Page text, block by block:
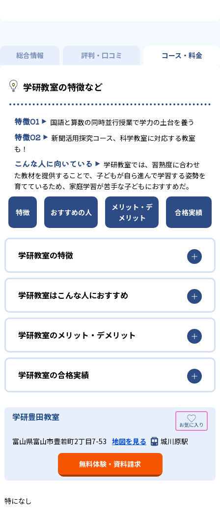
総合情報 評判・口コミ コース・料金
学研教室の特徴など
特徴01 国語と算数の同時並行授業で学力の土台を養う
特徴02
新聞活用探究コース、科学教室に対応する教室
も！
こんな人に向いている
学研教室では、習熟度に合わせ
た教材を提供することで、子どもが自ら進んで学習する姿勢を
育てているため、家庭学習が苦手な子どもにおすすめだ。
特徴 おすすめの人
メリット・デ
メリット
合格実績
学研教室の特徴
01
3歳から高校生まで「無学年方式」で個別指導
学研教室は、0･1･2歳から高校生までを対象として個別指導
解度を最優先して学習を進める「無学年方式」を採用して
いることが特徴だ。この「無学年方式」では、生徒が個々
のペースで学習することができるため、一度立ち止まって
わからないところをしっかり学習したり、余裕がある場合
はどんどん先取り学習を進めたりすることも可能である。
02
生徒それぞれに最適化された学習計画を設計
学研教室の個別指導では、生徒一人ひとりの学力／適性を
しっかり把握した上で学習の出発点を定め、生徒に最適化
された学習計画を設計する。また、生徒それぞれに最適な
教材を提供すると共に、適切なアドバイスも実施。少しず
つレベルアップするスモールステップの教材となっている
る。「自分から進んで学習する」姿勢や態度の育成も重視
している。
学研教室はこんな人におすすめ
勉強全体の底力を上げたい人向け
学研教室は、生徒の「わかった！」を重視する形で個別指
導を行っている。無理なく学習を進められるよう「無学年
方式」を採用しており、わからない問題がある場合は立ち
止まってじっくりと学習することができる。また、覚えた
知識の量などで測りやすい「見える力」だけでなく、学習
に向いている。
算数（数学）と国語の基礎力を上げたい人向け
学研教室では、算数（数学）と国語を全ての教科の基礎に
なるものと考え、その指導を重視している。算数（数学）
では筋道を立てて考える力の育成を、国語では全ての学力
の土台となる「読む力」「書く力」の育成に力を入れてい
家庭学習で学習させている。そのため、算数（数学）と国
学研教室のメリット・デメリット
学研教室の合格実績
学研教室の合格実績は、公式サイトでは公開されていな
学研豊田教室
富山県富山市豊若町2丁目7-53 地図を見る 城川原駅
無料体験・資料請求
特になし